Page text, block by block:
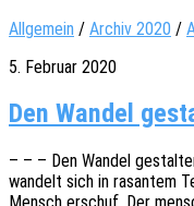
Allgemein / Archiv 2020 /
5. Februar 2020
Den Wandel
– – – Den Wandel
wandelt sich in rasan­tem